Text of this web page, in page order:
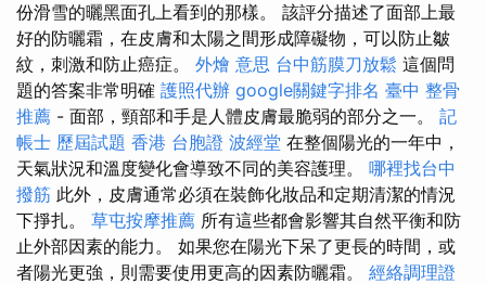
份滑雪的曬黑面孔上看到的那樣。 該評分描述了面部上最
好的防曬霜，在皮膚和太陽之間形成障礙物，可以防止皺
紋，刺激和防止癌症。 外燴 意思 台中筋膜刀放鬆 這個問
題的答案非常明確 護照代辦 google關鍵字排名 臺中 整骨
推薦 - 面部，頸部和手是人體皮膚最脆弱的部分之一。 記
帳士 歷屆試題 香港 台胞證 波經堂 在整個陽光的一年中，
天氣狀況和溫度變化會導致不同的美容護理。 哪裡找台中
撥筋 此外，皮膚通常必須在裝飾化妝品和定期清潔的情況
下掙扎。 草屯按摩推薦 所有這些都會影響其自然平衡和防
止外部因素的能力。 如果您在陽光下呆了更長的時間，或
者陽光更強，則需要使用更高的因素防曬霜。 經絡調理證